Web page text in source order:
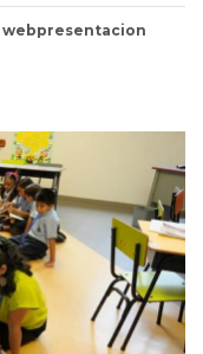
webpresentacion